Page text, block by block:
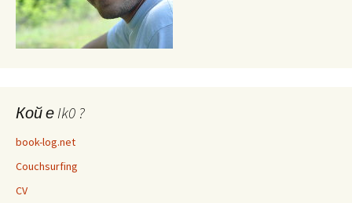
Кой е Ik0 ?
book-log.net
Couchsurfing
CV